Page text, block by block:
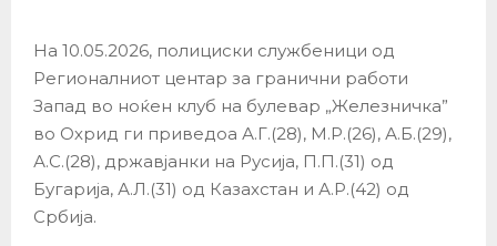
На 10.05.2026, полициски службеници од
Регионалниот центар за гранични работи
Запад во ноќен клуб на булевар „Железничка”
во Охрид ги приведоа А.Г.(28), М.Р.(26), А.Б.(29),
А.С.(28), државјанки на Русија, П.П.(31) од
Бугарија, А.Л.(31) од Казахстан и А.Р.(42) од
Србија.